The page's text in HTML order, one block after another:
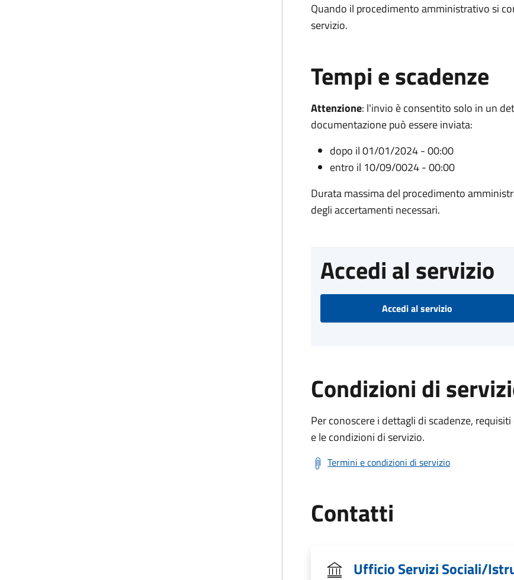
Quando il procedimento amministrativo si
servizio.
Tempi e scadenze
Attenzione: l'invio è consentito solo in un
documentazione può essere inviata:
dopo il 01/01/2024 - 00:00
entro il 10/09/0024 - 00:00
Durata massima del procedimento
degli accertamenti necessari.
Accedi al servizio
Accedi al servizio
Condizioni di
Per conoscere i dettagli di scadenze,
e le condizioni di servizio.
Termini e condizioni di servizio
Contatti
Ufficio Servizi Sociali/